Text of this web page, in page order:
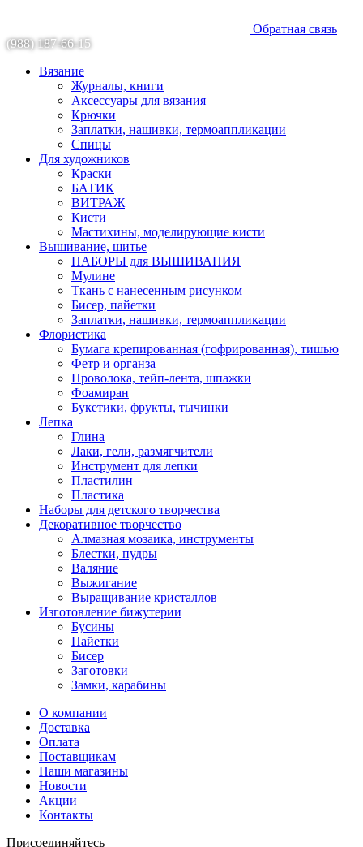
Обратная связь
(988) 187-66-15
Вязание
Журналы, книги
Аксессуары для вязания
Крючки
Заплатки, нашивки, термоаппликации
Спицы
Для художников
Краски
БАТИК
ВИТРАЖ
Кисти
Мастихины, моделирующие кисти
Вышивание, шитье
НАБОРЫ для ВЫШИВАНИЯ
Мулине
Ткань с нанесенным рисунком
Бисер, пайетки
Заплатки, нашивки, термоаппликации
Флористика
Бумага крепированная (гофрированная), тишью
Фетр и органза
Проволока, тейп-лента, шпажки
Фоамиран
Букетики, фрукты, тычинки
Лепка
Глина
Лаки, гели, размягчители
Инструмент для лепки
Пластилин
Пластика
Наборы для детского творчества
Декоративное творчество
Алмазная мозаика, инструменты
Блестки, пудры
Валяние
Выжигание
Выращивание кристаллов
Изготовление бижутерии
Бусины
Пайетки
Бисер
Заготовки
Замки, карабины
О компании
Доставка
Оплата
Поставщикам
Наши магазины
Новости
Акции
Контакты
Присоединяйтесь